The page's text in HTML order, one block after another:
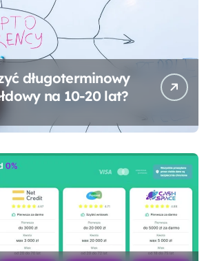
długoterminowy
na 10-20 lat?